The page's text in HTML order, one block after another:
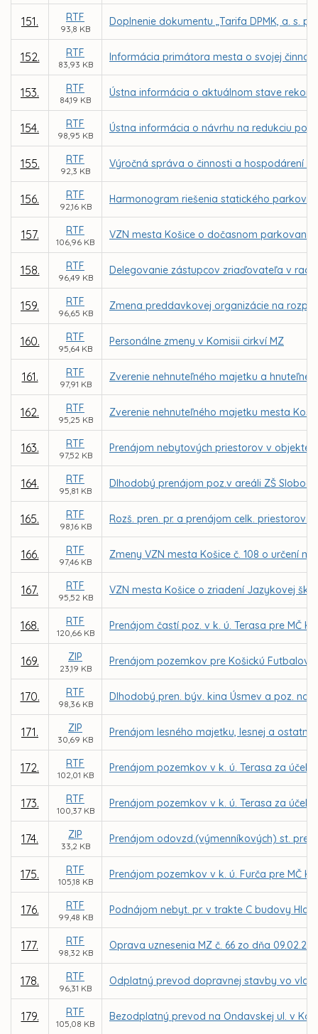
151. RTF
93,8 KB
Doplnenie dokumentu „Tarifa DPMK, a. s.
152. RTF
83,93 KB
Informácia primátora mesta o svojej
153. RTF
84,19 KB
Ústna informácia o aktuálnom stave
154. RTF
98,95 KB
Ústna informácia o návrhu na redukciu
155. RTF
92,3 KB
Výročná správa o činnosti a hospodárení
156. RTF
92,16 KB
Harmonogram riešenia statického
157. RTF
106,96 KB
VZN mesta Košice o dočasnom parkovaní
158. RTF
96,49 KB
Delegovanie zástupcov zriaďovateľa v
159. RTF
96,65 KB
Zmena preddavkovej organizácie na
160. RTF
95,64 KB
Personálne zmeny v Komisii cirkví MZ
161. RTF
97,91 KB
Zverenie nehnuteľného majetku a
162. RTF
95,25 KB
Zverenie nehnuteľného majetku mesta
163. RTF
97,52 KB
Prenájom nebytových priestorov v objekte
164. RTF
95,81 KB
Dlhodobý prenájom poz.v areáli ZŠ
165. RTF
98,16 KB
Rozš. pren. pr. a prenájom celk. priestorov
166. RTF
97,46 KB
Zmeny VZN mesta Košice č. 108 o určení
167. RTF
95,52 KB
VZN mesta Košice o zriadení Jazykovej
168. RTF
120,66 KB
Prenájom častí poz. v k. ú. Terasa pre MČ
169. ZIP
23,19 KB
Prenájom pozemkov pre Košickú
170. RTF
98,36 KB
Dlhodobý pren. býv. kina Úsmev a poz. na
171. ZIP
30,69 KB
Prenájom lesného majetku, lesnej a
172. RTF
102,01 KB
Prenájom pozemkov v k. ú. Terasa za
173. RTF
100,37 KB
Prenájom pozemkov v k. ú. Terasa za
174. ZIP
33,2 KB
Prenájom odovzd.(výmenníkových) st. pre
175. RTF
105,18 KB
Prenájom pozemkov v k. ú. Furča pre MČ
176. RTF
99,48 KB
Podnájom nebyt. pr. v trakte C budovy
177. RTF
98,32 KB
Oprava uznesenia MZ č. 66 zo dňa
178. RTF
96,31 KB
Odplatný prevod dopravnej stavby vo
179. RTF
105,08 KB
Bezodplatný prevod na Ondavskej ul. v